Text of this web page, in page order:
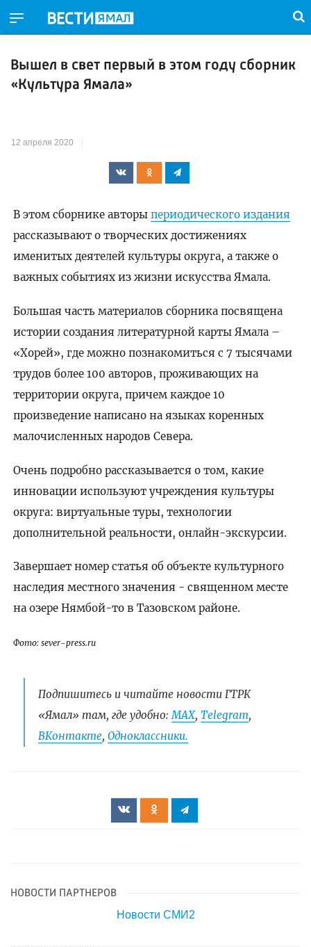
Вышел в свет первый в этом году сборник
«Культура Ямала»
12 апреля 2020
В этом сборнике авторы периодического издания
рассказывают о творческих достижениях
именитых деятелей культуры округа, а также о
важных событиях из жизни искусства Ямала.
Большая часть материалов сборника посвящена
истории создания литературной карты Ямала –
«Хорей», где можно познакомиться с 7 тысячами
трудов более 100 авторов, проживающих на
территории округа, причем каждое 10
произведение написано на языках коренных
малочисленных народов Севера.
Очень подробно рассказывается о том, какие
инновации используют учреждения культуры
округа: виртуальные туры, технологии
дополнительной реальности, онлайн-экскурсии.
Завершает номер статья об объекте культурного
наследия местного значения - священном месте
на озере Нямбой-то в Тазовском районе.
Фото: sever-press.ru
Подпишитесь и читайте новости ГТРК
«Ямал» там, где удобно:МАХ, Telegram,
ВКонтакте, Одноклассники.
НОВОСТИ ПАРТНЕРОВ
Новости СМИ2